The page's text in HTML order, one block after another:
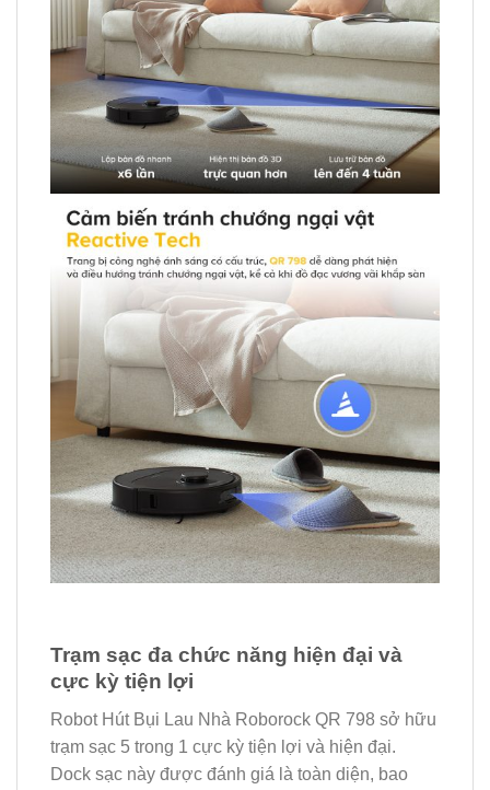
Trạm sạc đa chức năng hiện đại và
cực kỳ tiện lợi
Robot Hút Bụi Lau Nhà Roborock QR 798 sở hữu
trạm sạc 5 trong 1 cực kỳ tiện lợi và hiện đại.
Dock sạc này được đánh giá là toàn diện, bao